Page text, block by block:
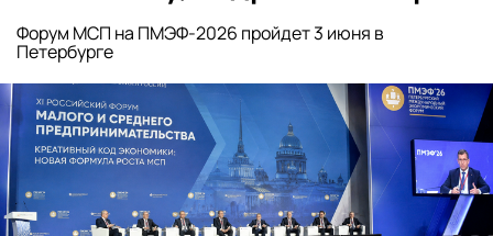
Форум МСП на ПМЭФ-2026 пройдет 3 июня в
Петербурге